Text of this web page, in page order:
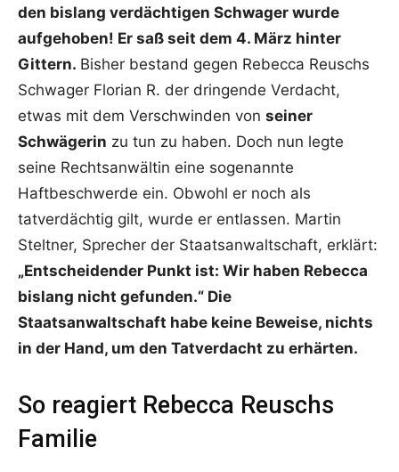
den bislang verdächtigen Schwager wurde
aufgehoben! Er saß seit dem 4. März hinter
Gittern. Bisher bestand gegen Rebecca Reuschs
Schwager Florian R. der dringende Verdacht,
etwas mit dem Verschwinden von seiner
Schwägerin zu tun zu haben. Doch nun legte
seine Rechtsanwältin eine sogenannte
Haftbeschwerde ein. Obwohl er noch als
tatverdächtig gilt, wurde er entlassen. Martin
Steltner, Sprecher der Staatsanwaltschaft, erklärt:
„Entscheidender Punkt ist: Wir haben Rebecca
bislang nicht gefunden.“ Die
Staatsanwaltschaft habe keine Beweise, nichts
in der Hand, um den Tatverdacht zu erhärten.
So reagiert Rebecca Reuschs
Familie